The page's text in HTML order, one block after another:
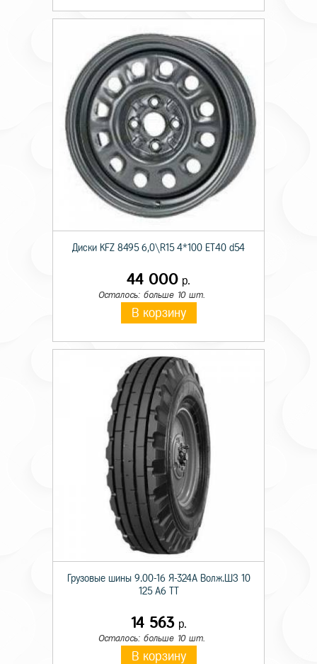
Диски KFZ 8495 6,0\R15 4*100 ET40 d54
44 000 р.
Осталось: больше 10 шт.
В корзину
Грузовые шины 9.00-16 Я-324А Волж.ШЗ 10
125 A6 TT
14 563р.
Осталось: больше 10 шт.
В корзину